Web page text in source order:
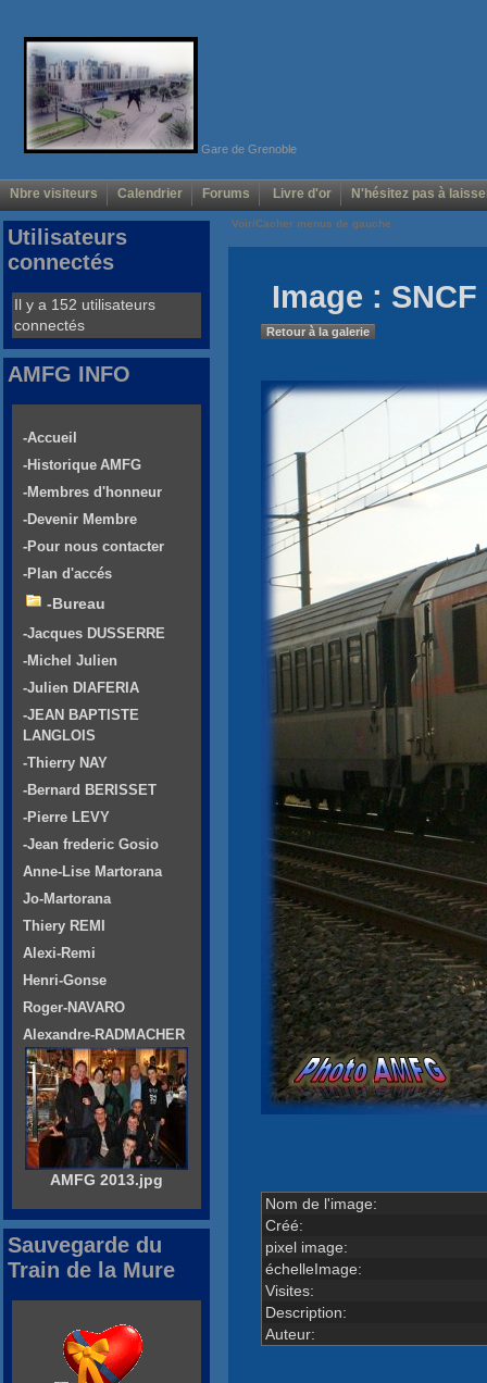
Gare de Grenoble
Nbre visiteurs Calendrier Forums Livre d'or N'hésitez pas à
Voir/Cacher menus de gauche
Image :
Retour à la galerie
Nom de l'image:
Créé:
pixel image:
échelleImage:
Visites:
Description:
Auteur:
Utilisateurs
connectés
Il y a 152 utilisateurs
connectés
AMFG INFO
-Accueil
-Historique AMFG
-Membres d'honneur
-Devenir Membre
-Pour nous contacter
-Plan d'accés
-Bureau
-Jacques DUSSERRE
-Michel Julien
-Julien DIAFERIA
-JEAN BAPTISTE
LANGLOIS
-Thierry NAY
-Bernard BERISSET
-Pierre LEVY
-Jean frederic Gosio
Anne-Lise Martorana
Jo-Martorana
Thiery REMI
Alexi-Remi
Henri-Gonse
Roger-NAVARO
Alexandre-RADMACHER
AMFG 2013.jpg
Sauvegarde du
Train de la Mure